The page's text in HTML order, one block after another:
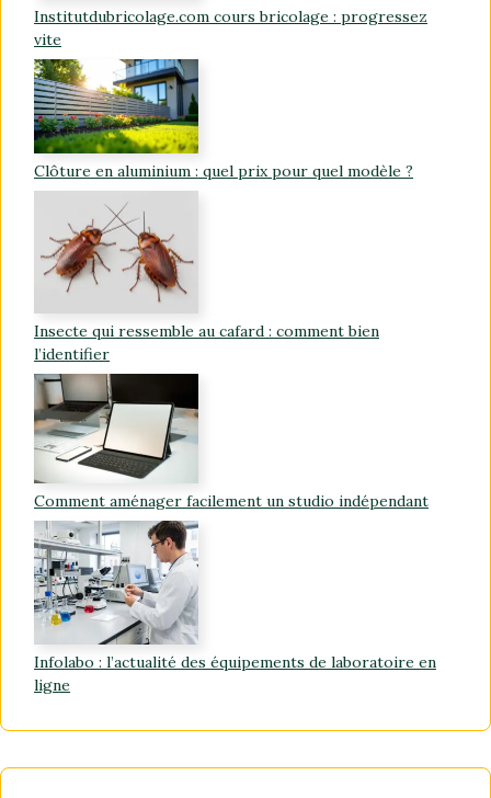
Institutdubricolage.com cours bricolage : progressez
vite
Clôture en aluminium : quel prix pour quel modèle ?
Insecte qui ressemble au cafard : comment bien
l’identifier
Comment aménager facilement un studio indépendant
Infolabo : l’actualité des équipements de laboratoire en
ligne